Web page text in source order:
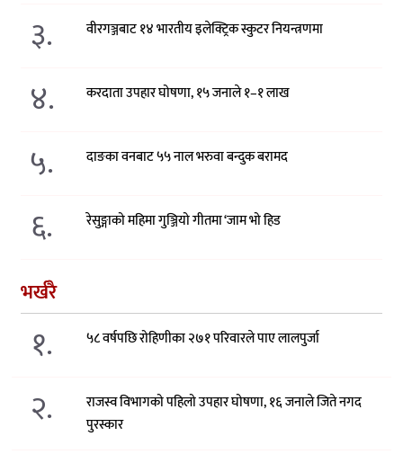
३. वीरगञ्जबाट १४ भारतीय इलेक्ट्रिक स्कुटर नियन्त्रणमा
४. करदाता उपहार घोषणा, १५ जनाले १–१ लाख
५. दाङका वनबाट ५५ नाल भरुवा बन्दुक बरामद
६. रेसुङ्गाको महिमा गुञ्जियो गीतमा ‘जाम भो हिड
भर्खरै
१. ५८ वर्षपछि रोहिणीका २७१ परिवारले पाए लालपुर्जा
२.
राजस्व विभागको पहिलो उपहार घोषणा, १६ जनाले जिते नगद
पुरस्कार